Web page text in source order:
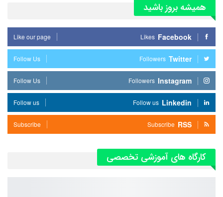
همیشه بروز باشید
Facebook
Likes
Like our page
Twitter
Followers
Follow Us
Instagram
Followers
Follow Us
Linkedin
Follow us
Follow us
RSS
Subscribe
Subscribe
کارگاه های آموزشی تخصصی